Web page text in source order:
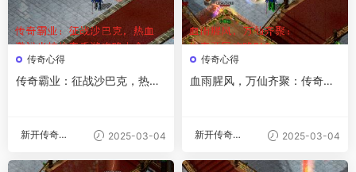
传奇心得
传奇霸业：征战沙巴克，热血
新开传奇私
2025-03-04
传奇心得
血雨腥风，万仙齐聚：传奇开
新开传奇私
2025-03-04